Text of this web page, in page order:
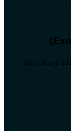
تابعة لدولة